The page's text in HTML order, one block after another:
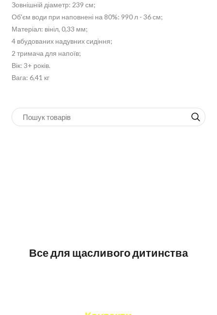
Зовнішній діаметр: 239 см;
Об'єм води при наповнені на 80%: 990 л - 36 см;
Матеріал: вініл, 0,33 мм;
4 вбудованих надувних сидіння;
2 тримача для напоїв;
Вік: 3+ років.
Вага: 6,41 кг
Все для щасливого дитинства